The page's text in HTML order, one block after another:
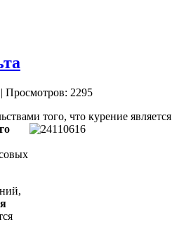
| Просмотров: 2295
того, что курение является